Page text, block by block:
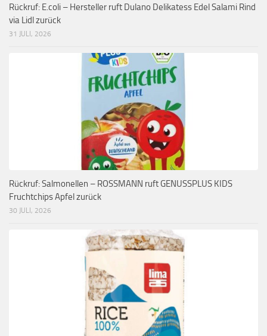
Rückruf: E.coli – Hersteller ruft Dulano Delikatess Edel Salami Rind
via Lidl zurück
31 JULI, 2026
Rückruf: Salmonellen – ROSSMANN ruft GENUSSPLUS KIDS
Fruchtchips Apfel zurück
30 JULI, 2026